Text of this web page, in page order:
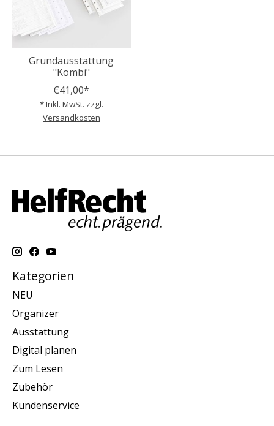
Grundausstattung
"Kombi"
€41,00*
* Inkl. MwSt. zzgl.
Versandkosten
Kategorien
NEU
Organizer
Ausstattung
Digital planen
Zum Lesen
Zubehör
Kundenservice